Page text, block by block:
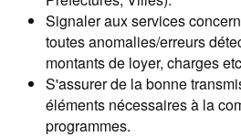
Signaler aux services
toutes anomalies/erreurs
montants de loyer, charges
S'assurer de la bonne
éléments nécessaires à la
programmes.